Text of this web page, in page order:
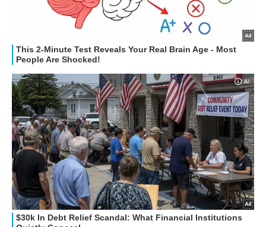
STREAMING E SERIE TV